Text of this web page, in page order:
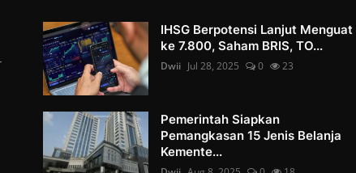
IHSG Berpotensi Lanjut Menguat
ke 7.800, Saham BRIS, TO...
Dwii Jul 28, 2025 0 23
Pemerintah Siapkan
Pemangkasan 15 Jenis Belanja
Kemente...